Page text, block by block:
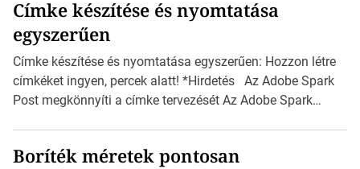
Címke készítése és nyomtatása
egyszerűen
Címke készítése és nyomtatása egyszerűen: Hozzon létre
címkéket ingyen, percek alatt! *Hirdetés Az Adobe Spark
Post megkönnyíti a címke tervezését Az Adobe Spark
igazán foroghatnak a kreatív fogaskerekek, miközben
Boríték méretek pontosan